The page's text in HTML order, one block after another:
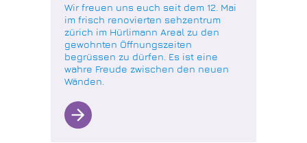
Wir freuen uns euch seit dem 12. Mai
im frisch renovierten sehzentrum
zürich im Hürlimann Areal zu den
gewohnten Öffnungszeiten
begrüssen zu dürfen. Es ist eine
wahre Freude zwischen den neuen
Wänden.
arrow_forward